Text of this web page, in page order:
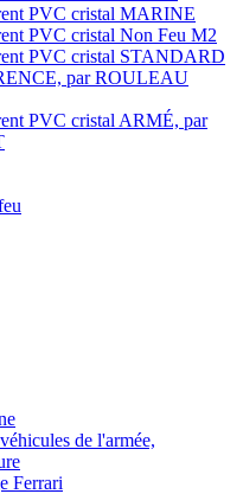
PVC cristal MARINE
PVC cristal Non Feu M2
PVC cristal STANDARD
par ROULEAU
PVC cristal ARMÉ, par
de l'armée,
Ferrari